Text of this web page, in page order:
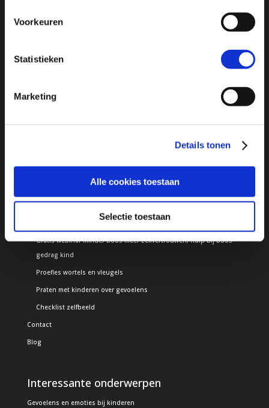
Voorkeuren
Statistieken
Marketing
Details tonen
Alle cookies toestaan
Selectie toestaan
Werken met de binnenwereld webinar
Over Sander
Minder boos meer zelfvertrouwen
Gratis webinar minder boos meer zelfvertrouwen, hulp bij boos
gedrag kind
Proefles wortels en vleugels
Praten met kinderen over gevoelens
Checklist zelfbeeld
Contact
Blog
Interessante onderwerpen
Gevoelens en emoties bij kinderen